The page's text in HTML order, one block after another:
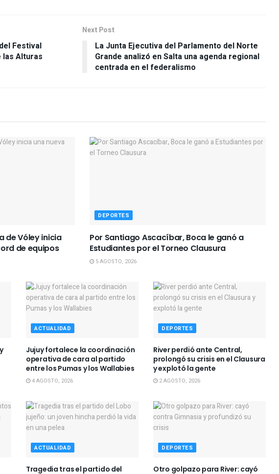
Festival
las Alturas
Next Post
La Junta Ejecutiva del Parlamento del Norte
Grande analizó en Salta una agenda regional
centrada en el federalismo
de Vóley inicia
de equipos
DEPORTES
Por Santiago Ascacíbar, Boca le ganó a
Estudiantes por el Torneo Clausura
5 AGOSTO, 2026
ACTUALIDAD
Jujuy fortalece la coordinación
operativa de cara al partido
entre los Pumas y los Wallabies
4 AGOSTO, 2026
DEPORTES
River perdió ante Central,
prolongó su crisis en el Clausura
y explotó la gente
2 AGOSTO, 2026
ACTUALIDAD
Tragedia tras el partido del
DEPORTES
Otro golpazo para River: cayó